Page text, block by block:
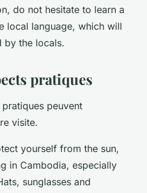
do not hesitate to learn a
local language, which will
by the locals.
pratiques
peuvent
visite.
yourself from the sun,
in Cambodia, especially
sunglasses and